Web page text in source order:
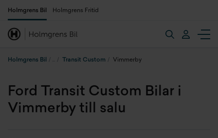
Holmgrens Bil Holmgrens Fritid
Holmgrens Bil Transit Custom Vimmerby
Ford Transit Custom Bilar i
Vimmerby till salu